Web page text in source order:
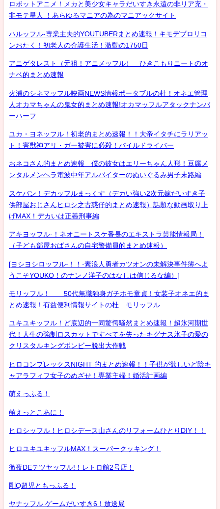
ロボットアニメ！メカと美少女キャラだいすき永遠の非リア充・
非モテ星人 ！あらゆるマニアの為のマニアックサイト
ハルッフル-専業主夫的YOUTUBERまとめ速報！キモデブロリコ
ンおたく！初老人の介護生活！激動の1750日
アニゲタレスト（元祖！アニメッフル） ひきこもりニートのオ
ナベ的まとめ速報
火浦のシネマッフル映画NEWS情報ポータブルの杜！オネエ管理
人オカマちゃんの鬼女的まとめ速報!オカマッフルアタックナンバ
ーハーフ
ユカ・ヨネッフル！初老的まとめ速報！！大帝イタチにラリアッ
ト！害獣神アリ・ガー被害に必殺！パイルドライバー
おネコさん的まとめ速報 僕の彼女はエリーちゃん人形！豆腐メ
ンタルメンヘラ電波中年アルバイターのぬいぐるみ男子末路編
スケバン！デカッフルまっくす（デカい強い2次元嫁だいすき子
供部屋おじさんヒロシ之古惑仔的まとめ速報）話題な動画取り上
げMAX！デカいは正義刑事編
アキヨッフル-！ネオニートスケ番長のエキストラ芸能情報局！
（子ども部屋おばさんの自宅警備員的まとめ速報）
[ヨシヨシロッフル-！！-素浪人勇者カツオンの未解決事件簿へよ
うこそYOUKO！のナンノ洋子のはなしは信じるな編）]
モリッフル！ 50代無職独身ガチホモ童貞！女装子オネエ的ま
とめ速報！有益便利情報サイトの杜 モリッフル
ユキユキッフル！ど底辺的一同驚愕騒然まとめ速報！超氷河期世
代！人生の強制ロスカットですべてを失ったキグナス氷子の愛の
クリスタルキングボンビー脱出大作戦
ヒロコンプレックスNIGHT 的まとめ速報！！子供が欲しいど陰キ
ャアラフィフ女子のめざせ！専業主婦！婚活計画編
萌えっふる！
萌えっとこあに！
ヒロシッフル！ヒロシデース山さんのリフォームひとりDIY！！
ヒロユキユキッフルMAX！スーパークッキング！
徹夜DEテツヤッフル!！レトロ館2号店！
剛Q超児ともっふる！
ヤナッフル ゲームだいすき6！放送局